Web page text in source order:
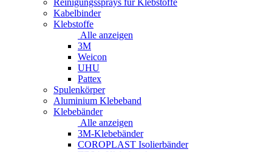
Kabelbinder
Klebstoffe
Alle anzeigen
3M
Weicon
UHU
Pattex
Spulenkörper
Aluminium Klebeband
Klebebänder
Alle anzeigen
3M-Klebebänder
COROPLAST Isolierbänder